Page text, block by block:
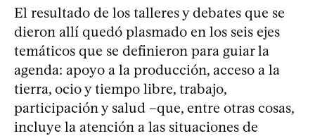
El resultado de los talleres y debates que se
dieron allí quedó plasmado en los seis ejes
temáticos que se definieron para guiar la
agenda: apoyo a la producción, acceso a la
tierra, ocio y tiempo libre, trabajo,
participación y salud –que, entre otras cosas,
incluye la atención a las situaciones de